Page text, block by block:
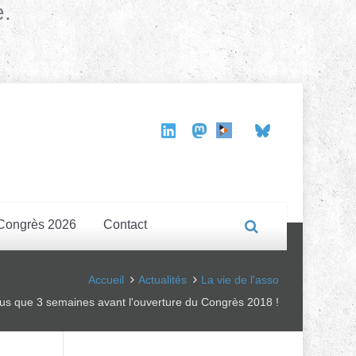
2026 Contact
Accueil Actualités
La vie de l'asso
que 3 semaines avant l'ouverture du Congrès 2018 !